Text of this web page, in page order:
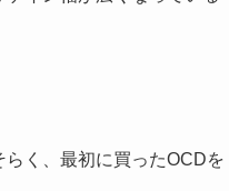
く、最初に買ったOCDを